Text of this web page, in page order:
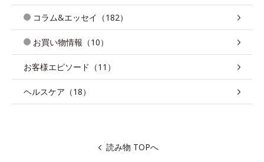
コラム&エッセイ（182）
お買い物情報（10）
お客様エピソード（11）
ヘルスケア（18）
読み物 TOPへ